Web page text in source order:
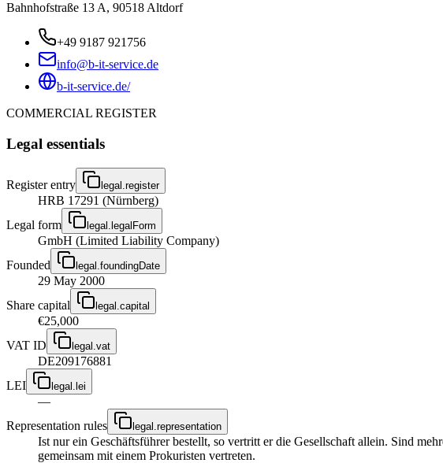
Bahnhofstraße 13 A, 90518 Altdorf
+49 9187 921756
info@b-it-service.de
b-it-service.de/
COMMERCIAL REGISTER
Legal essentials
Register entry legal.register
HRB 17291 (Nürnberg)
Legal form
legal.legalForm
GmbH (Limited Liability Company)
Founded
legal.foundingDate
29 May 2000
Share capital
legal.capital
€25,000
VAT ID
legal.vat
DE209176881
LEI
legal.lei
—
Representation rules
legal.representation
Ist nur ein Geschäftsführer bestellt, so vertritt er die Gesellschaft allein. Sind
gemeinsam mit einem Prokuristen vertreten.